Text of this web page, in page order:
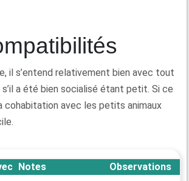
il s’entend relativement bien avec tout
a été bien socialisé étant petit. Si ce
cohabitation avec les petits animaux
Notes Observations